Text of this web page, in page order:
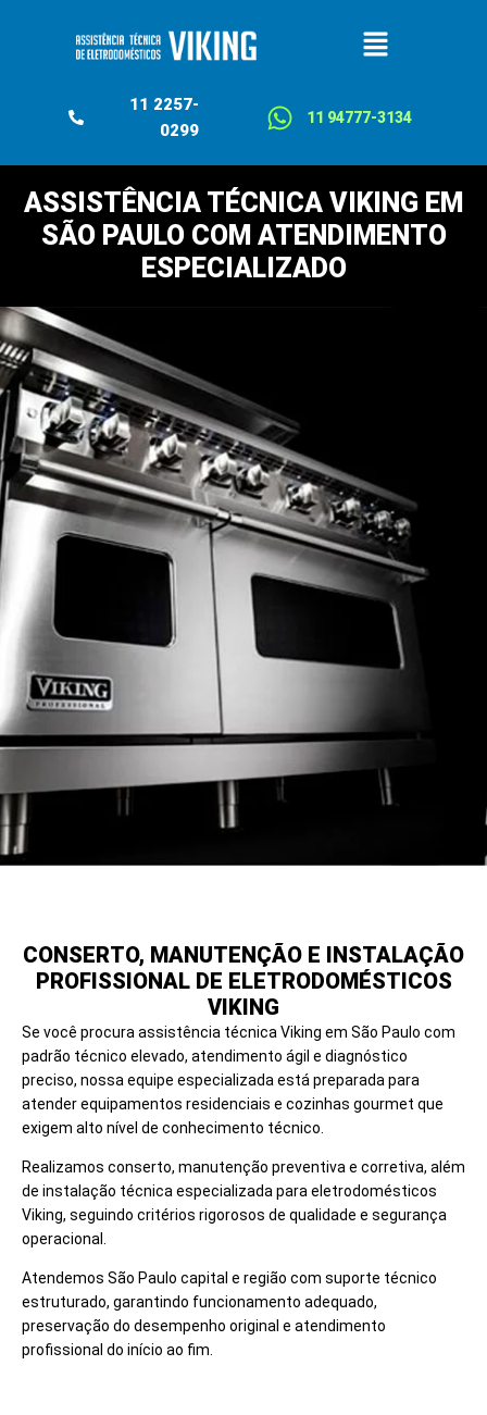
11 2257-
0299
11 94777-3134
ASSISTÊNCIA TÉCNICA VIKING EM
SÃO PAULO COM ATENDIMENTO
ESPECIALIZADO
CONSERTO, MANUTENÇÃO E INSTALAÇÃO
PROFISSIONAL DE ELETRODOMÉSTICOS
VIKING
Se você procura assistência técnica Viking em São Paulo com
padrão técnico elevado, atendimento ágil e diagnóstico
preciso, nossa equipe especializada está preparada para
atender equipamentos residenciais e cozinhas gourmet que
exigem alto nível de conhecimento técnico.
Realizamos conserto, manutenção preventiva e corretiva, além
de instalação técnica especializada para eletrodomésticos
Viking, seguindo critérios rigorosos de qualidade e segurança
operacional.
Atendemos São Paulo capital e região com suporte técnico
estruturado, garantindo funcionamento adequado,
preservação do desempenho original e atendimento
profissional do início ao fim.